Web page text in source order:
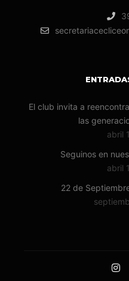
El club invita a
las
abril
Seguinos en
abril
22 de